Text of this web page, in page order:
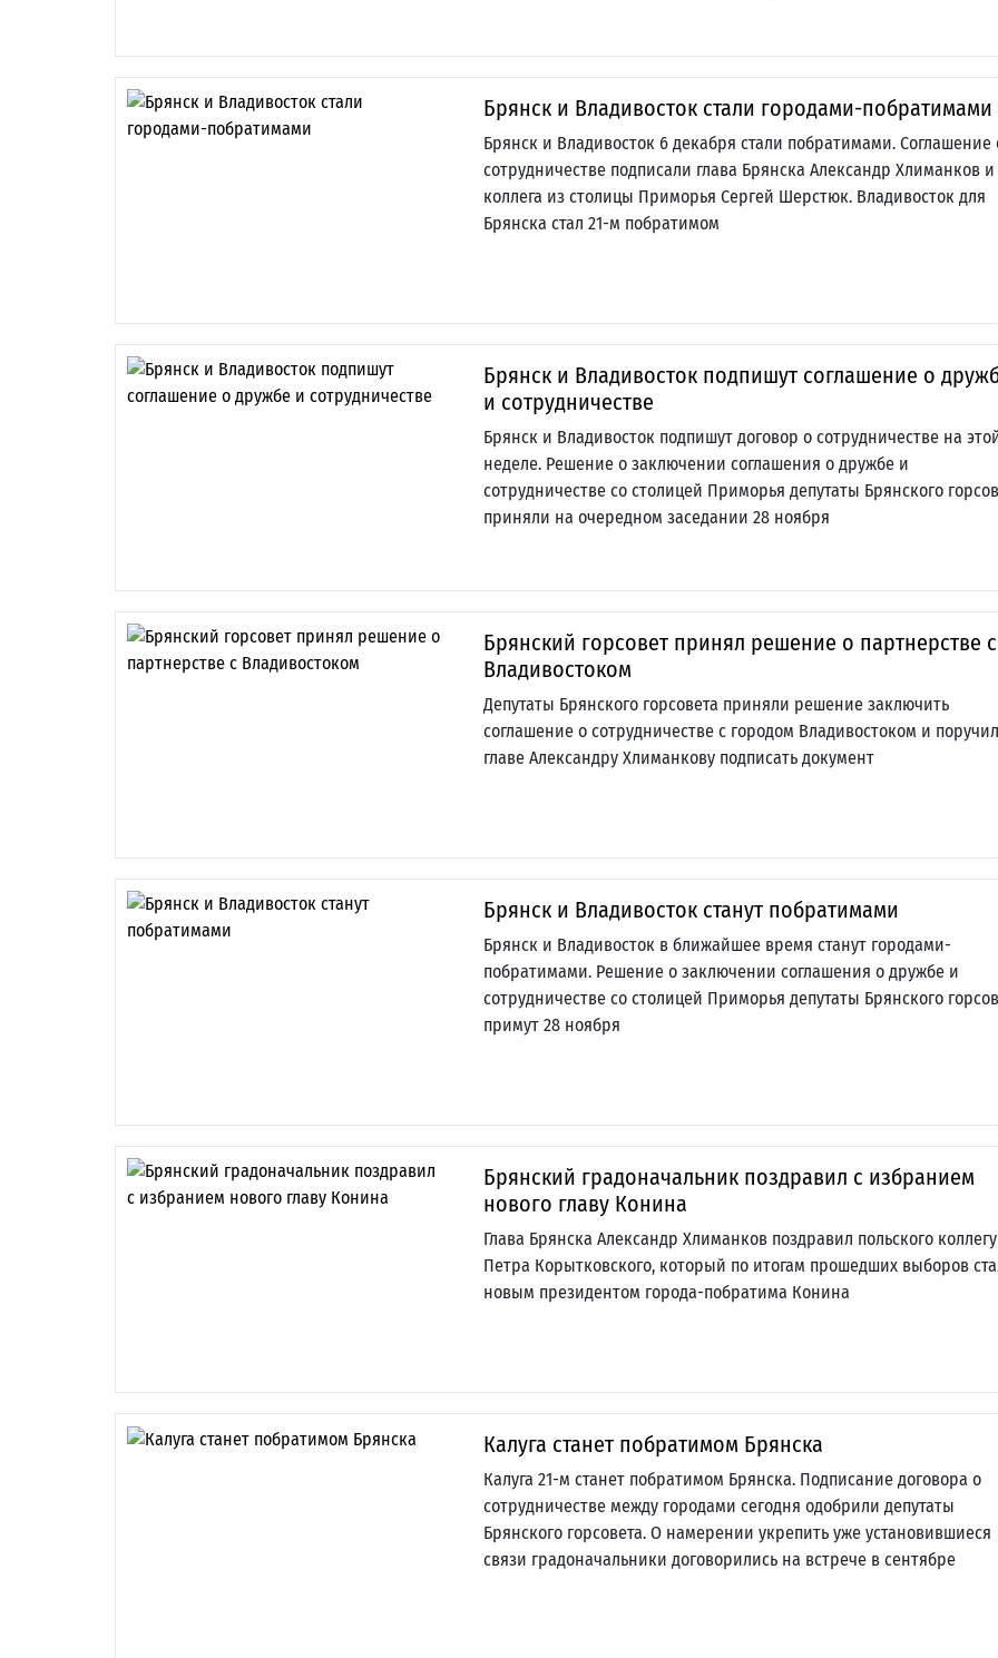
Брянск и Владивосток стали городами-побратимами
Брянск и Владивосток 6 декабря стали побратимами. Соглашение
сотрудничестве подписали глава Брянска Александр Хлиманков и
коллега из столицы Приморья Сергей Шерстюк. Владивосток для
Брянска стал 21-м побратимом
Брянск и Владивосток подпишут соглашение о
и сотрудничестве
Брянск и Владивосток подпишут договор о сотрудничестве на
неделе. Решение о заключении соглашения о дружбе и
сотрудничестве со столицей Приморья депутаты Брянского
приняли на очередном заседании 28 ноября
Брянский горсовет принял решение о партнерстве с
Владивостоком
Депутаты Брянского горсовета приняли решение заключить
соглашение о сотрудничестве с городом Владивостоком и
главе Александру Хлиманкову подписать документ
Брянск и Владивосток станут побратимами
Брянск и Владивосток в ближайшее время станут городами-
побратимами. Решение о заключении соглашения о дружбе и
сотрудничестве со столицей Приморья депутаты Брянского
примут 28 ноября
Брянский градоначальник поздравил с избранием
нового главу Конина
Глава Брянска Александр Хлиманков поздравил польского коллегу
Петра Корытковского, который по итогам прошедших выборов
новым президентом города-побратима Конина
Калуга станет побратимом Брянска
Калуга 21-м станет побратимом Брянска. Подписание договора о
сотрудничестве между городами сегодня одобрили депутаты
Брянского горсовета. О намерении укрепить уже установившиеся
связи градоначальники договорились на встрече в сентябре